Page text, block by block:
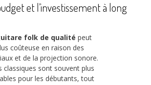
et l’investissement à long
folk de qualité peut
coûteuse en raison des
et de la projection sonore.
classiques sont souvent plus
pour les débutants, tout